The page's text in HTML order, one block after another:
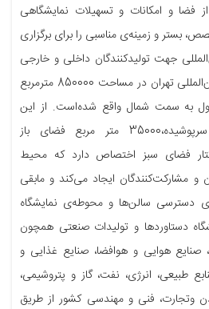
فضا و امکانات و تسهیلات نمایشگاهی
بستر و زمینه‌ی مناسبی را برای برگزاری
جهت تولیدکنندگان داخلی و خارجی
مهیا ساخته‌است. نمایشگاه بین‌المللی تهران در مساحت 850000 مترمربع
به سمت شمال واقع شده‌است. از این
مساحت 120000 مترمربع سرپوشیده،35000 متر مربع فضای باز
و حدود 22 هکتار فضای سبز اختصاص دارد که محیط
و مشارکت‌کنندگان ایجاد می‌کند و مابقی
راه‌های دسترسی سالن‌ها و محوطه‌ی نمایشگاه
دستاوردها و تولیدات صنعتی همچون
صنایع هوایی و هوافضا، صنایع غذایی و
طبیعی، انرژی، نفت، گاز و پتروشیمی،
وتجارت، فنی و مهندسی کشور از طریق